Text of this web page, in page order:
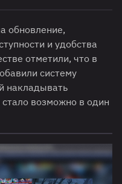
обновление,
и удобства
отметили, что в
систему
накладывать
возможно в один